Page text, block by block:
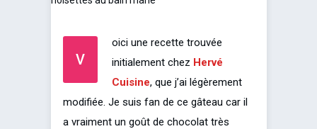
V
oici une recette trouvée
initialement chez Hervé
Cuisine, que j’ai légèrement
modifiée. Je suis fan de ce gâteau car il
a vraiment un goût de chocolat très